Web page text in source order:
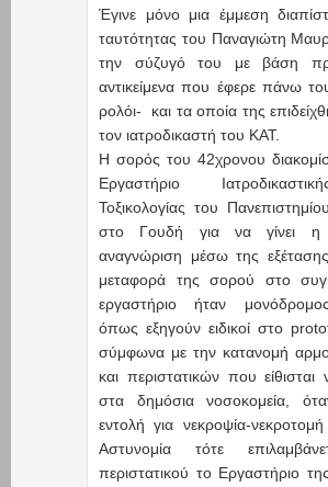
Έγινε μόνο μια έμμεση
ταυτότητας του Παναγιώτη
την σύζυγό του με βάση
αντικείμενα που έφερε πάνω
ρολόι- και τα οποία της
τον ιατροδικαστή του ΚΑΤ.
Η σορός του 42χρονου
Εργαστήριο
Τοξικολογίας του
στο Γουδή για να γίνει η
αναγνώριση μέσω της
μεταφορά της σορού στο
εργαστήριο ήταν
όπως εξηγούν ειδικοί στο
σύμφωνα με την κατανομή
και περιστατικών που είθισται
στα δημόσια νοσοκομεία,
εντολή για νεκροψία-
Αστυνομία τότε
περιστατικού το Εργαστήριο